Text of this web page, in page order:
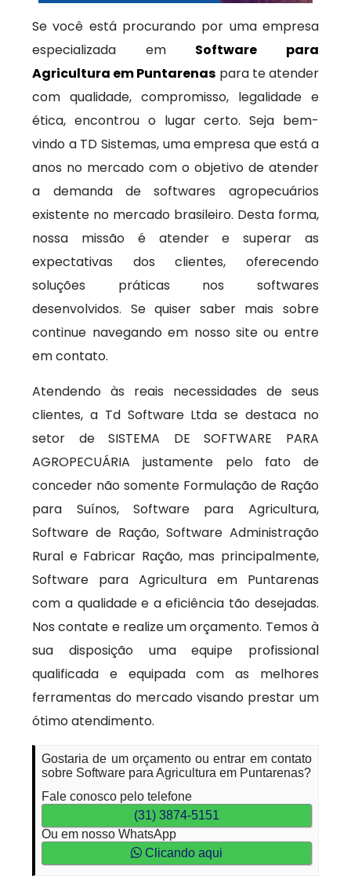
Se você está procurando por uma empresa
especializada em Software para
Agricultura em Puntarenas para te atender
com qualidade, compromisso, legalidade e
ética, encontrou o lugar certo. Seja bem-
vindo a TD Sistemas, uma empresa que está a
anos no mercado com o objetivo de atender
a demanda de softwares agropecuários
existente no mercado brasileiro. Desta forma,
nossa missão é atender e superar as
expectativas dos clientes, oferecendo
soluções práticas nos softwares
desenvolvidos. Se quiser saber mais sobre
continue navegando em nosso site ou entre
em contato.
Atendendo às reais necessidades de seus
clientes, a Td Software Ltda se destaca no
setor de SISTEMA DE SOFTWARE PARA
AGROPECUÁRIA justamente pelo fato de
conceder não somente Formulação de Ração
para Suínos, Software para Agricultura,
Software de Ração, Software Administração
Rural e Fabricar Ração, mas principalmente,
Software para Agricultura em Puntarenas
com a qualidade e a eficiência tão desejadas.
Nos contate e realize um orçamento. Temos à
sua disposição uma equipe profissional
qualificada e equipada com as melhores
ferramentas do mercado visando prestar um
ótimo atendimento.
Gostaria de um orçamento ou entrar em contato
sobre Software para Agricultura em Puntarenas?
Fale conosco pelo telefone
(31) 3874-5151
Ou em nosso WhatsApp
Clicando aqui